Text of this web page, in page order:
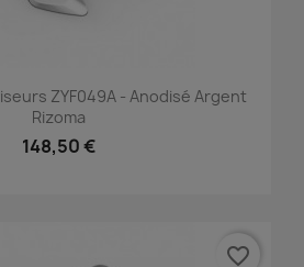
ZYF049A - Anodisé Argent
Rizoma
148,50 €
favorite_border